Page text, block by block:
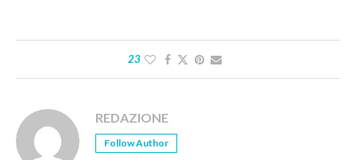
23
REDAZIONE
Follow Author